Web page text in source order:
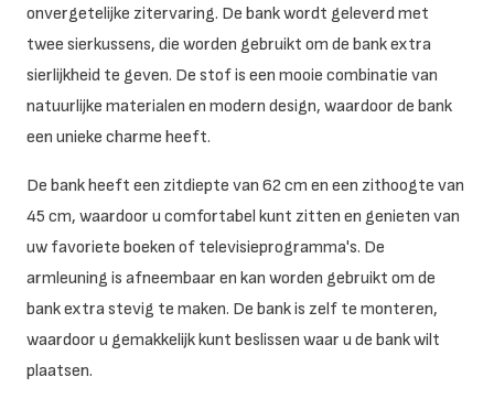
onvergetelijke zitervaring. De bank wordt geleverd met
twee sierkussens, die worden gebruikt om de bank extra
sierlijkheid te geven. De stof is een mooie combinatie van
natuurlijke materialen en modern design, waardoor de bank
een unieke charme heeft.
De bank heeft een zitdiepte van 62 cm en een zithoogte van
45 cm, waardoor u comfortabel kunt zitten en genieten van
uw favoriete boeken of televisieprogramma's. De
armleuning is afneembaar en kan worden gebruikt om de
bank extra stevig te maken. De bank is zelf te monteren,
waardoor u gemakkelijk kunt beslissen waar u de bank wilt
plaatsen.